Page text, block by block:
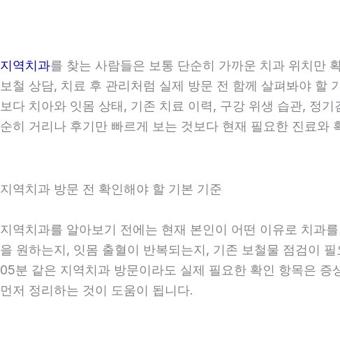
지역치과를 찾는 사람들은 보통 단순히 가까운 치과 위치만
보철 상담, 치료 후 관리처럼 실제 방문 전 함께 살펴봐야 할
보다 치아와 잇몸 상태, 기존 치료 이력, 구강 위생 습관, 정
순히 거리나 후기만 빠르게 보는 것보다 현재 필요한 진료와
지역치과 방문 전 확인해야 할 기본 기준
지역치과를 알아보기 전에는 현재 본인이 어떤 이유로 치과
을 원하는지, 잇몸 출혈이 반복되는지, 기존 보철물 점검이
05분 같은 지역치과 방문이라도 실제 필요한 확인 항목은
먼저 정리하는 것이 도움이 됩니다.